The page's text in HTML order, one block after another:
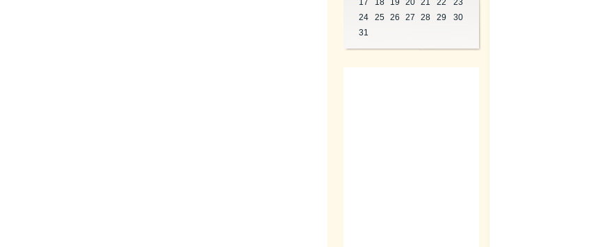
17
18 19 20 21 22
23
24
25 26 27 28 29
30
31